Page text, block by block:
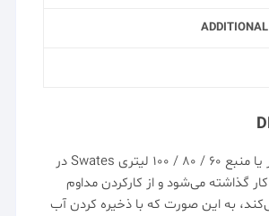
یامنبع ۶۰ / ۸۰ / ۱۰۰ لیتری Swates
در
کار گذاشته می‌شود و از کارکردن مداوم
به این صورت که با ذخیره کردن آب